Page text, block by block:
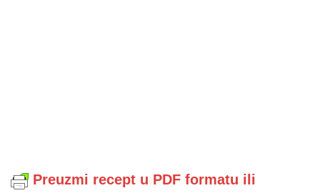
Preuzmi recept u PDF formatu ili